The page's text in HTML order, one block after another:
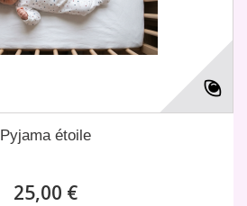
Pyjama étoile
25,00 €